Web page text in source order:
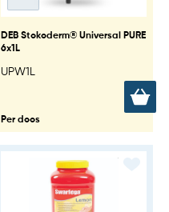
DEB Stokoderm® Universal PURE
6x1L
UPW1L
Per doos